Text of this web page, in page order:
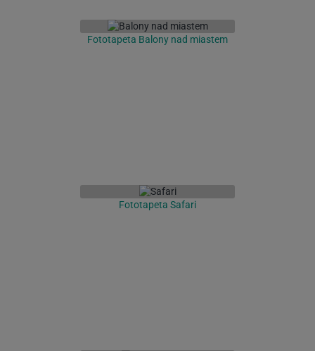
Fototapeta Balony nad miastem
Fototapeta Safari